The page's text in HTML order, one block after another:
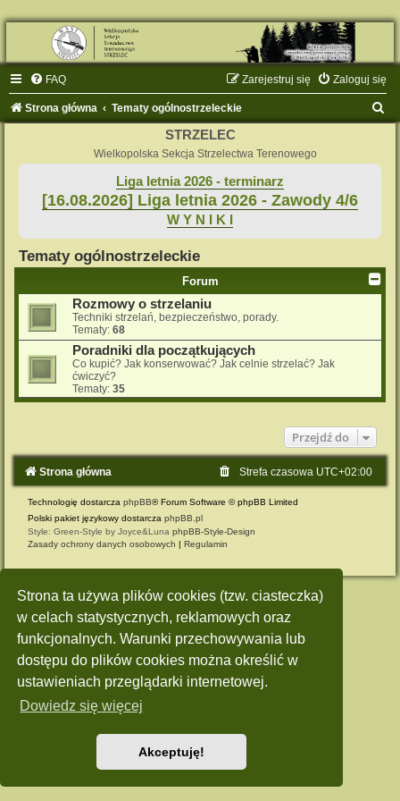
Strona ta używa plików cookies (tzw. ciasteczka)
w celach statystycznych, reklamowych oraz
funkcjonalnych. Warunki przechowywania lub
dostępu do plików cookies można określić w
ustawieniach przeglądarki internetowej.
Dowiedz się więcej
Akceptuję!
FAQ Zaloguj się
Zarejestruj się
Strona główna Tematy ogólnostrzeleckie
STRZELEC
Wielkopolska Sekcja Strzelectwa Terenowego
Liga letnia 2026 - terminarz
[16.08.2026] Liga letnia 2026 - Zawody 4/6
W Y N I K I
Tematy ogólnostrzeleckie
Forum
Rozmowy o strzelaniu
Techniki strzelań, bezpieczeństwo, porady.
Tematy: 68
Poradniki dla początkujących
Co kupić? Jak konserwować? Jak celnie strzelać? Jak
ćwiczyć?
Tematy: 35
Przejdź do
Strona główna Strefa czasowa UTC+02:00
Technologię dostarcza phpBB® Forum Software © phpBB Limited
Polski pakiet językowy dostarcza phpBB.pl
Style: Green-Style by Joyce&Luna phpBB-Style-Design
Zasady ochrony danych osobowych
Regulamin